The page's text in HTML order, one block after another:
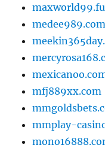
medee989.com
mfj889xx.com
mmplay-